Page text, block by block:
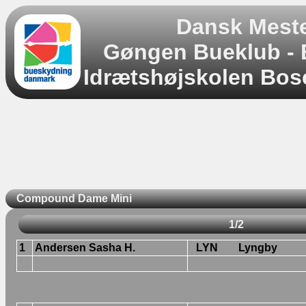
Dansk
Gøngen Bueklub -
Idrætshøjskolen
Compound Dame Mini
1/2
1 Andersen Sasha H. LYN Lyngby